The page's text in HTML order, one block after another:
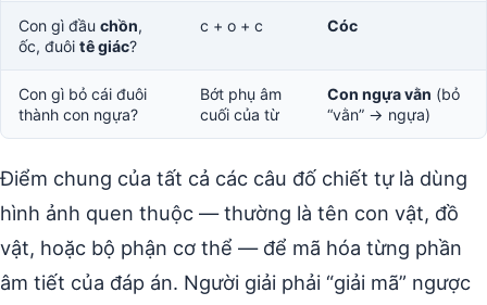
Con gì đầu chồn,
ốc, đuôi tê giác?
c + o + c Cóc
Con gì bỏ cái đuôi
thành con ngựa?
Bớt phụ âm
cuối của từ
Con ngựa vằn (bỏ
“vằn” → ngựa)
Điểm chung của tất cả các câu đố chiết tự là dùng
hình ảnh quen thuộc — thường là tên con vật, đồ
vật, hoặc bộ phận cơ thể — để mã hóa từng phần
âm tiết của đáp án. Người giải phải “giải mã” ngược